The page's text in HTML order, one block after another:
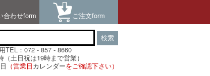
合わせform ご注文form
検索
TEL：072 - 857 - 8660
土日祝は19時まで営業）
（営業日カレンダーをご確認下さい）